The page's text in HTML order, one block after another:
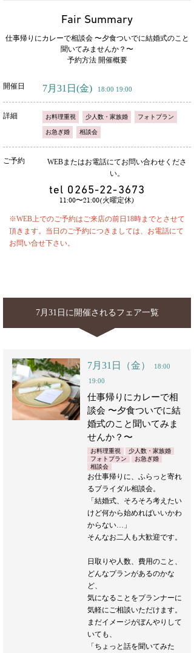
Fair Summary
仕事帰りにカレーで相談会 〜夕食ついでに結婚式のこと
聞いてみませんか？〜
予約方法 開催概要
開催日 7月31日 (金) 18:00 19:00
詳細 お料理重視 少人数・家族婚 フォトプラン
お急ぎ婚 相談会
ご予約
WEBまたはお電話にてお問い合わせくださ
い。
tel 0265-22-3673
11:00〜21:00(火曜定休)
※WEB上でのご予約はご来店の前日18時までとさせて
頂きます。当日のご予約につきましては、お電話にて
お問い合せ下さい。
7月31日に開催されるフェア一覧
7月31日（金）
18:00
19:00
仕事帰りにカレーで相
談会 〜夕食ついでに結
婚式のこと聞いてみま
せんか？〜
お料理重視
少人数・家族婚
フォトプラン
お急ぎ婚
相談会
お仕事帰りに、ふらっと寄れ
るブライダル相談会。
「結婚式、そろそろ考えたい
けど何から始めればいいかわ
からない…」
そんなお二人も大歓迎です。
日取りや人数、費用のこと、
どんなプランがあるのかな
ど、
気になることをプランナーに
気軽にご相談いただけます。
まだイメージがぼんやりして
いても、
「ちょっと話を聞いてみた